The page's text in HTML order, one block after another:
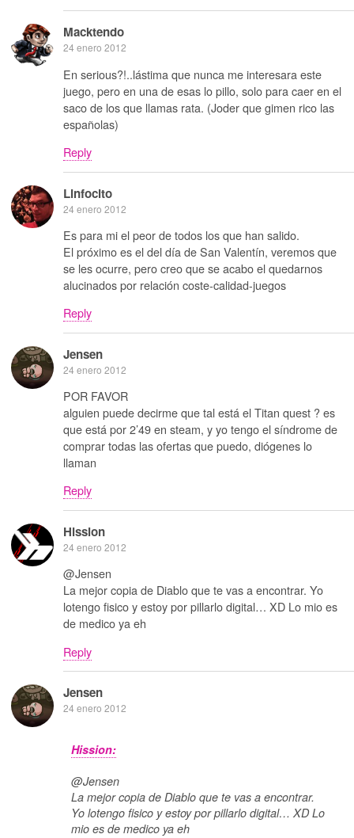
Macktendo
24 enero 2012
En serious?!..lástima que nunca me interesara este
juego, pero en una de esas lo pillo, solo para caer en el
saco de los que llamas rata. (Joder que gimen rico las
españolas)
Reply
Linfocito
24 enero 2012
Es para mi el peor de todos los que han salido.
El próximo es el del día de San Valentín, veremos que
se les ocurre, pero creo que se acabo el quedarnos
alucinados por relación coste-calidad-juegos
Reply
Jensen
24 enero 2012
POR FAVOR
alguien puede decirme que tal está el Titan quest ? es
que está por 2’49 en steam, y yo tengo el síndrome de
comprar todas las ofertas que puedo, diógenes lo
llaman
Reply
Hission
24 enero 2012
@Jensen
La mejor copia de Diablo que te vas a encontrar. Yo
lotengo fisico y estoy por pillarlo digital… XD Lo mio es
de medico ya eh
Reply
Jensen
24 enero 2012
Hission:
@Jensen
La mejor copia de Diablo que te vas a encontrar.
Yo lotengo fisico y estoy por pillarlo digital… XD Lo
mio es de medico ya eh